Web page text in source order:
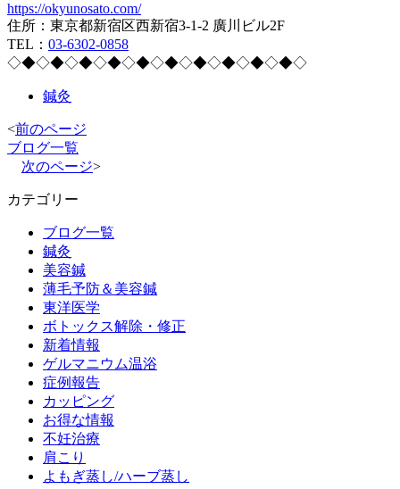
https://okyunosato.com/
住所：東京都新宿区西新宿3-1-2 廣川ビル2F
TEL： 03-6302-0858
◇◆◇◆◇◆◇◆◇◆◇◆◇◆◇◆◇◆◇◆◇
鍼灸
<前のページ
ブログ一覧
次のページ>
カテゴリー
ブログ一覧
鍼灸
美容鍼
薄毛予防＆美容鍼
東洋医学
ボトックス解除・修正
新着情報
ゲルマニウム温浴
症例報告
カッピング
お得な情報
不妊治療
肩こり
よもぎ蒸し/ハーブ蒸し